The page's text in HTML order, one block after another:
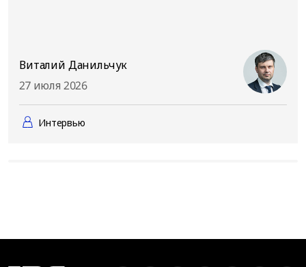
Виталий Данильчук
27 июля 2026
Интервью